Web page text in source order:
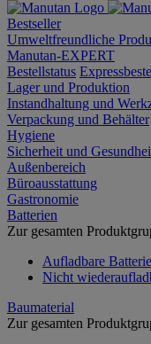
Bestseller
Umweltfreundliche
Manutan-EXPERT
Bestellstatus
Lager und Produktion
Instandhaltung und
Verpackung und Behälter
Hygiene
Sicherheit und
Außenbereich
Büroausstattung
Gastronomie
Batterien
Zur gesamten
Aufladbare
Nicht
Baumaterial
Zur gesamten